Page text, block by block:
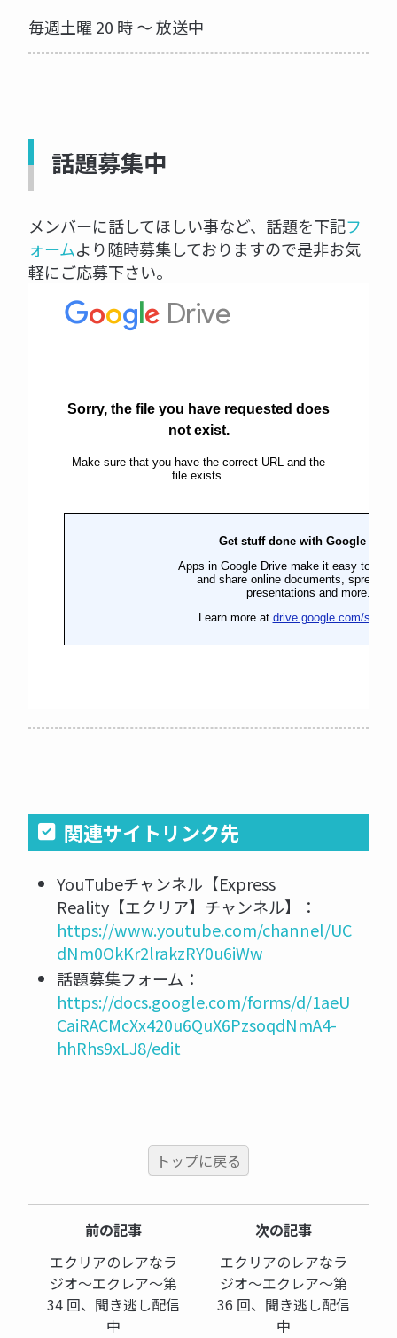
毎週土曜 20 時 ～ 放送中
話題募集中
メンバーに話してほしい事など、話題を下記フ
ォームより随時募集しておりますので是非お気
軽にご応募下さい。
関連サイトリンク先
YouTubeチャンネル【Express
Reality【エクリア】チャンネル】：
https://www.youtube.com/channel/UC
dNm0OkKr2lrakzRY0u6iWw
話題募集フォーム：
https://docs.google.com/forms/d/1aeU
CaiRACMcXx420u6QuX6PzsoqdNmA4-
hhRhs9xLJ8/edit
トップに戻る
前の記事
エクリアのレアなラ
ジオ～エクレア～第
34 回、聞き逃し配信
中
次の記事
エクリアのレアなラ
ジオ～エクレア～第
36 回、聞き逃し配信
中